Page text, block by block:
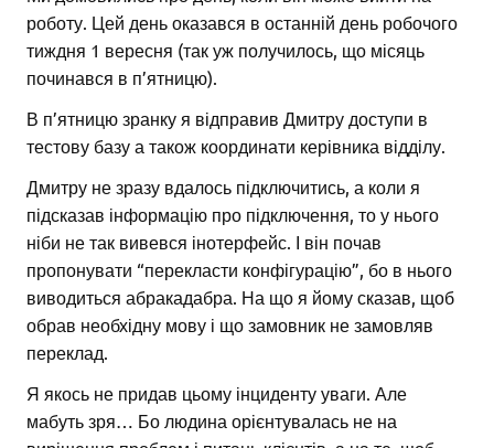
роботу. Цей день оказався в останній день робочого
тиждня 1 вересня (так уж получилось, що місяць
починався в п’ятницю).
В п’ятницю зранку я відправив Дмитру доступи в
тестову базу а також координати керівника відділу.
Дмитру не зразу вдалось підключитись, а коли я
підсказав інформацію про підключення, то у нього
ніби не так вивевся інотерфейс. І він почав
пропонувати “перекласти конфігурацію”, бо в нього
виводиться абракадабра. На що я йому сказав, щоб
обрав необхідну мову і що замовник не замовляв
переклад.
Я якось не придав цьому інциденту уваги. Але
мабуть зря… Бо людина орієнтувалась не на